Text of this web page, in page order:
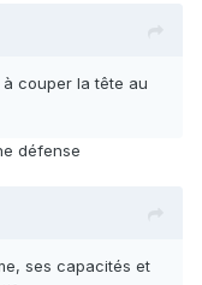
couper la tête au
défense
ses capacités et